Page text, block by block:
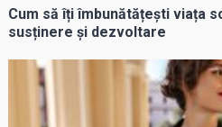
Cum să îți îmbunătățești viața
susținere și dezvoltare